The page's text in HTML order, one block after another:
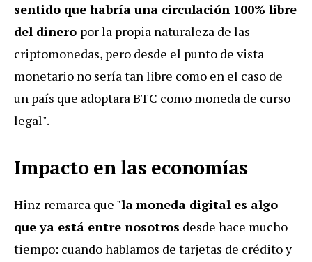
sentido que habría una circulación 100% libre
del dinero por la propia naturaleza de las
criptomonedas, pero desde el punto de vista
monetario no sería tan libre como en el caso de
un país que adoptara BTC como moneda de curso
legal".
Impacto en las economías
Hinz remarca que "lamoneda digital es algo
que ya está entre nosotros desde hace mucho
tiempo: cuando hablamos de tarjetas de crédito y